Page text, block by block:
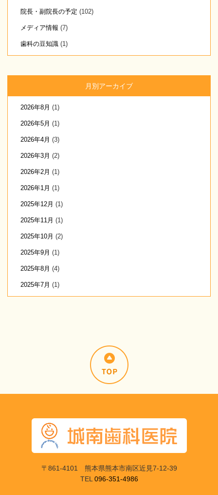
院長・副院長の予定 (102)
メディア情報 (7)
歯科の豆知識 (1)
月別アーカイブ
2026年8月 (1)
2026年5月 (1)
2026年4月 (3)
2026年3月 (2)
2026年2月 (1)
2026年1月 (1)
2025年12月 (1)
2025年11月 (1)
2025年10月 (2)
2025年9月 (1)
2025年8月 (4)
2025年7月 (1)
〒861-4101 熊本県熊本市南区近見7-12-39
TEL 096-351-4986